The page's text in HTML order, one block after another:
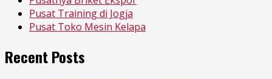
Pusat Training di Jogja
Pusat Toko Mesin Kelapa
Recent Posts